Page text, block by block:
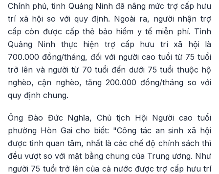
Chính phủ, tỉnh Quảng Ninh đã nâng mức trợ cấp hưu
trí xã hội so với quy định. Ngoài ra, người nhận trợ
cấp còn được cấp thẻ bảo hiểm y tế miễn phí. Tỉnh
Quảng Ninh thực hiện trợ cấp hưu trí xã hội là
700.000 đồng/tháng, đối với người cao tuổi từ 75 tuổi
trở lên và người từ 70 tuổi đến dưới 75 tuổi thuộc hộ
nghèo, cận nghèo, tăng 200.000 đồng/tháng so với
quy định chung.
Ông Đào Đức Nghĩa, Chủ tịch Hội Người cao tuổi
phường Hòn Gai cho biết: "Công tác an sinh xã hội
được tỉnh quan tâm, nhất là các chế độ chính sách thì
đều vượt so với mặt bằng chung của Trung ương. Như
người 75 tuổi trở lên của cả nước được trợ cấp hưu trí